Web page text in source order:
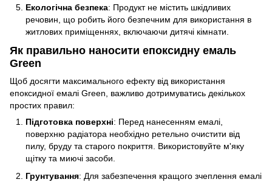
Екологічна безпека: Продукт не містить шкідливих
речовин, що робить його безпечним для використання в
житлових приміщеннях, включаючи дитячі кімнати.
Як правильно наносити епоксидну емаль
Green
Щоб досягти максимального ефекту від використання
епоксидної емалі Green, важливо дотримуватись декількох
простих правил:
Підготовка поверхні: Перед нанесенням емалі,
поверхню радіатора необхідно ретельно очистити від
пилу, бруду та старого покриття. Використовуйте м'яку
щітку та миючі засоби.
Грунтування: Для забезпечення кращого зчеплення емалі